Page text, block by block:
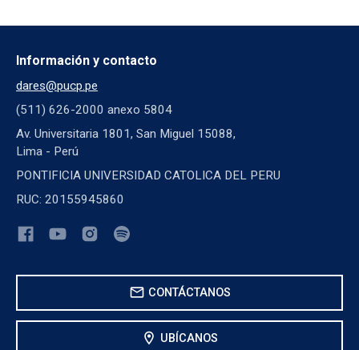
Información y contacto
dares@pucp.pe
(511) 626-2000 anexo 5804
Av. Universitaria 1801, San Miguel 15088,
Lima - Perú
PONTIFICIA UNIVERSIDAD CATOLICA DEL PERU
RUC: 20155945860
mail CONTÁCTANOS
location_on UBÍCANOS